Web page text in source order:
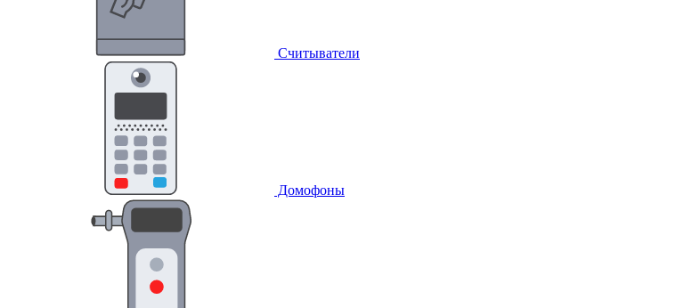
Считыватели
Домофоны